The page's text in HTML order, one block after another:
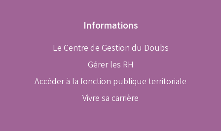
Informations
Le Centre de Gestion du Doubs
Gérer les RH
Accéder à la fonction publique territoriale
Vivre sa carrière